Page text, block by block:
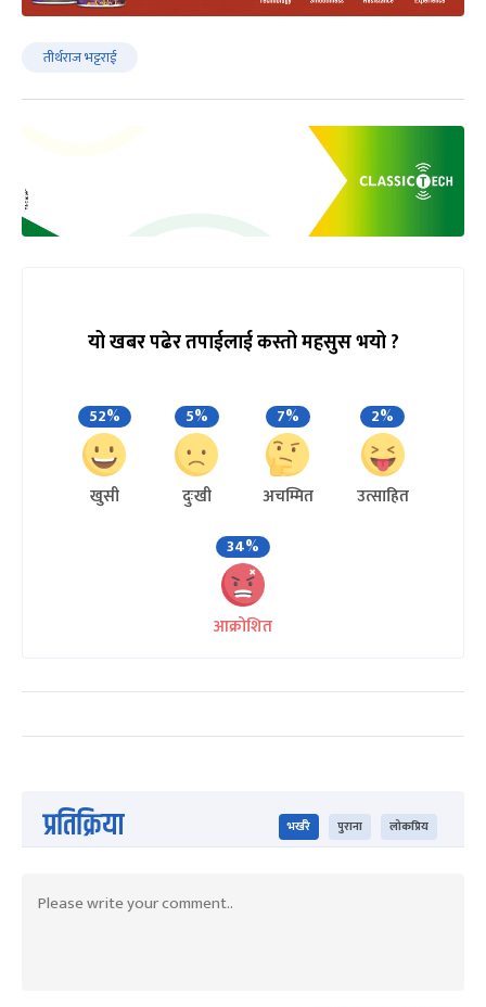
तीर्थराज भट्टराई
यो खबर पढेर तपाईलाई कस्तो महसुस भयो ?
52%
खुसी
5%
दुःखी
7%
अचम्मित
2%
उत्साहित
34%
आक्रोशित
प्रतिक्रिया भर्खरै पुराना लोकप्रिय